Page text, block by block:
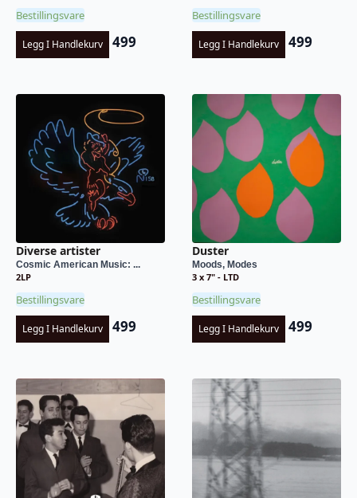
Bestillingsvare
Legg I Handlekurv 499
Bestillingsvare
Legg I Handlekurv 499
Diverse artister
Cosmic American Music: ...
2LP
Bestillingsvare
Legg I Handlekurv 499
Duster
Moods, Modes
3 x 7" - LTD
Bestillingsvare
Legg I Handlekurv 499